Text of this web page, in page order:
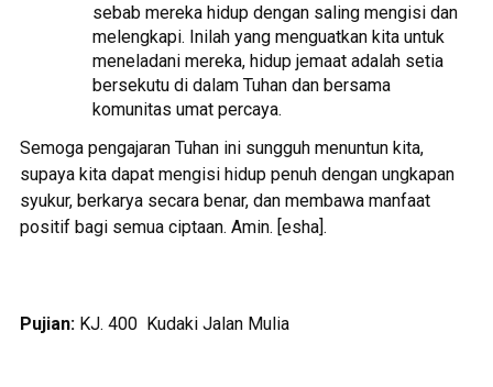
sebab mereka hidup dengan saling mengisi dan
melengkapi. Inilah yang menguatkan kita untuk
meneladani mereka, hidup jemaat adalah setia
bersekutu di dalam Tuhan dan bersama
komunitas umat percaya.
Semoga pengajaran Tuhan ini sungguh menuntun kita,
supaya kita dapat mengisi hidup penuh dengan ungkapan
syukur, berkarya secara benar, dan membawa manfaat
positif bagi semua ciptaan. Amin. [esha].
Pujian: KJ. 400 Kudaki Jalan Mulia